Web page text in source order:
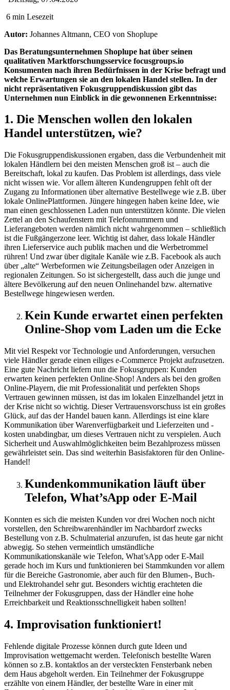
6 min Lesezeit
Autor: Johannes Altmann, CEO von Shoplupe
Das Beratungsunternehmen Shoplupe hat über seinen
qualitativen Marktforschungsservice focusgroups.io
Konsumenten nach ihren Bedürfnissen in der Krise befragt und
welche Erwartungen sie an den lokalen Handel stellen. In der
nicht repräsentativen Fokusgruppendiskussion gibt das
Unternehmen nun Einblick in die gewonnenen Erkenntnisse:
1. Die Menschen wollen den lokalen
Handel unterstützen, wie?
Die Fokusgruppendiskussionen ergaben, dass die Verbundenheit mit
lokalen Händlern bei den meisten Menschen groß ist – auch die
Bereitschaft, lokal zu kaufen. Das Problem ist allerdings, dass viele
nicht wissen wie. Vor allem älteren Kundengruppen fehlt oft der
Zugang zu Informationen über alternative Bestellwege wie z.B. über
lokale OnlinePlattformen. Jüngere hingegen haben keine Idee, wie
man einen geschlossenen Laden nun unterstützen könnte. Die vielen
Zettel an den Schaufenstern mit Telefonnummern und
Lieferangeboten werden nämlich nicht wahrgenommen – schließlich
ist die Fußgängerzone leer. Wichtig ist daher, dass lokale Händler
ihren Lieferservice auch publik machen und die Werbetrommel
rühren! Und zwar über digitale Kanäle wie z.B. Facebook als auch
über „alte“ Werbeformen wie Zeitungsbeilagen oder Anzeigen in
regionalen Zeitungen. So ist sichergestellt, dass auch die junge und
ältere Bevölkerung auf den neuen Onlinehandel bzw. alternative
Bestellwege hingewiesen werden.
Kein Kunde erwartet einen perfekten
Online-Shop vom Laden um die Ecke
Mit viel Respekt vor Technologie und Anforderungen, versuchen
viele Händler gerade einen eiliges e-Commerce Projekt aufzusetzen.
Eine gute Nachricht liefern nun die Fokusgruppen: Kunden
erwarten keinen perfekten Online-Shop! Anders als bei den großen
Online-Playern, die mit Professionalität und perfekten Shops
Vertrauen gewinnen müssen, ist das im lokalen Einzelhandel jetzt in
der Krise nicht so wichtig. Dieser Vertrauensvorschuss ist ein großes
Glück, auf das der Handel bauen kann. Allerdings ist eine klare
Kommunikation über Warenverfügbarkeit und Lieferzeiten und -
kosten unabdingbar, um dieses Vertrauen nicht zu verspielen. Auch
Sicherheit und Auswahlmöglichkeiten beim Bezahlprozess müssen
gewährleistet sein. Das sind weiterhin Basisfaktoren für den Online-
Handel!
Kundenkommunikation läuft über
Telefon, What’sApp oder E-Mail
Konnten es sich die meisten Kunden vor drei Wochen noch nicht
vorstellen, den Schreibwarenhändler im Nachbardorf zwecks
Bestellung von z.B. Schulmaterial anzurufen, ist das heute gar nicht
abwegig. So stehen vermeintlich umständliche
Kommunikationskanäle wie Telefon, What’sApp oder E-Mail
gerade hoch im Kurs und funktionieren bei Stammkunden vor allem
für die Bereiche Gastronomie, aber auch für den Blumen-, Buch-
und Elektrohandel sehr gut. Besonders wichtig erachteten die
Teilnehmer der Fokusgruppen, dass der Händler eine hohe
Erreichbarkeit und Reaktionsschnelligkeit haben sollten!
4. Improvisation funktioniert!
Fehlende digitale Prozesse können durch gute Ideen und
Improvisation wettgemacht werden. Telefonisch bestellte Waren
können so z.B. kontaktlos an der versteckten Fensterbank neben
dem Haus abgeholt werden. Ein Teilnehmer der Fokusgruppe
erzählte von einem Händler, der bestellte Ware in einer mit